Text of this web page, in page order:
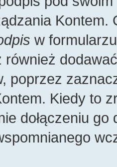
w
również
poprzez
Kiedy to
dołączeniu